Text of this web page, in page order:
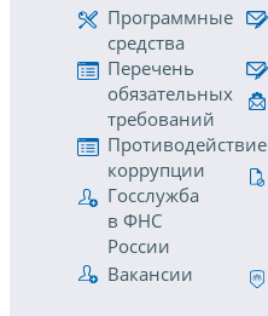
Программные
средства
Перечень
обязательных
требований
Противодействие
коррупции
Госслужба
в ФНС
России
Вакансии